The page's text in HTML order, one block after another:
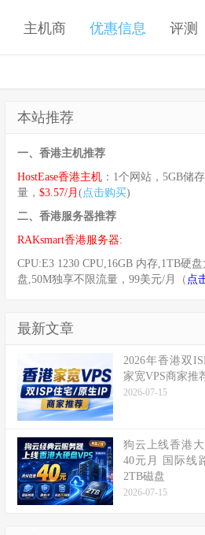
主机商 优惠信息 评测
本站推荐
一、香港主机推荐
HostEase香港主机 ：1个网站，5GB储
量， $3.57/月 ( 点击购买)
二、香港服务器推荐
RAKsmart香港服务器:
CPU:E3 1230 CPU,16GB 内存,1TB硬
盘,50M独享不限流量，99美元/月（ 点
最新文章
2026年香港双
家宽VPS商家推
2026-07-15
狗云上线香港
40元月 国际线
2TB磁盘
2026-07-15